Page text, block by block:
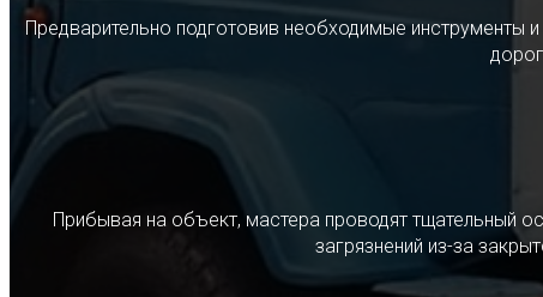
Предварительно подготовив необходимые
Прибывая на объект, мастера проводят тщательный
загрязнений из-за